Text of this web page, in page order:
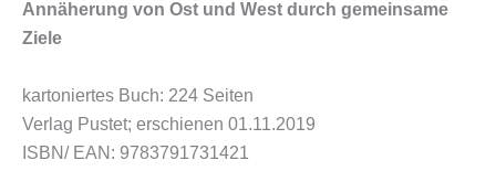
Annäherung von Ost und West durch gemeinsame
Ziele
kartoniertes Buch: 224 Seiten
Verlag Pustet; erschienen 01.11.2019
ISBN/ EAN: 9783791731421